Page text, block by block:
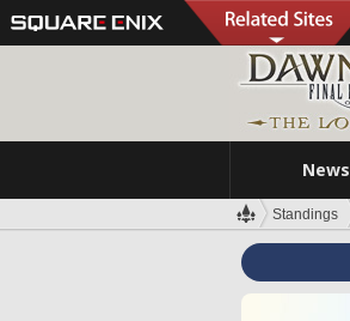
News
Standings